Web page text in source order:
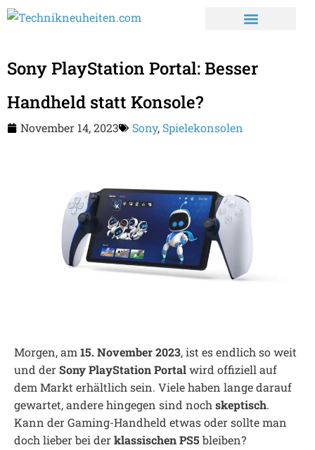
Sony PlayStation Portal: Besser
Handheld statt Konsole?
November 14, 2023 Sony, Spielekonsolen
Morgen, am 15. November 2023, ist es endlich so weit
und derSony PlayStation Portalwird offiziell auf
dem Markt erhältlich sein. Viele haben lange darauf
gewartet, andere hingegen sind noch skeptisch.
Kann der Gaming-Handheld etwas oder sollte man
doch lieber bei derklassischen PS5 bleiben?